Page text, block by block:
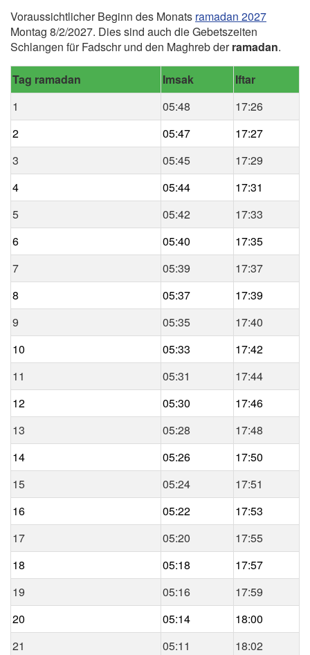
Voraussichtlicher Beginn des Monats ramadan 2027
Montag 8/2/2027. Dies sind auch die Gebetszeiten
Schlangen für Fadschr und den Maghreb derramadan.
Tag ramadan Imsak
Iftar
1
05:48
17:26
2
05:47
17:27
3
05:45
17:29
4
05:44
17:31
5
05:42
17:33
6
05:40
17:35
7
05:39
17:37
8
05:37
17:39
9
05:35
17:40
10
05:33
17:42
11
05:31
17:44
12
05:30
17:46
13
05:28
17:48
14
05:26
17:50
15
05:24
17:51
16
05:22
17:53
17
05:20
17:55
18
05:18
17:57
19
05:16
17:59
20
05:14
18:00
21
05:11
18:02